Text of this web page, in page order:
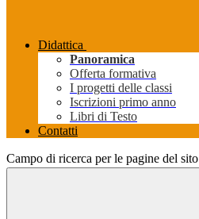
Didattica
Panoramica
Offerta formativa
I progetti delle classi
Iscrizioni primo anno
Libri di Testo
Contatti
Campo di ricerca per le pagine del sito